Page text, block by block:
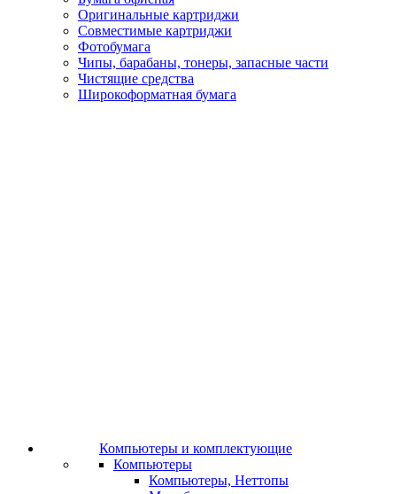
Оригинальные картриджи
Совместимые картриджи
Фотобумага
Чипы, барабаны, тонеры, запасные части
Чистящие средства
Широкоформатная бумага
Компьютеры и комплектующие
Компьютеры
Компьютеры, Неттопы